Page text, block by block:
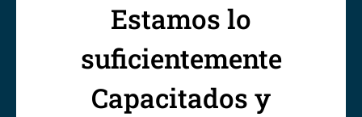
Estamos lo
suficientemente
Capacitados y